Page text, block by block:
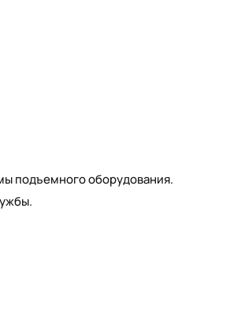
подъемного оборудования.